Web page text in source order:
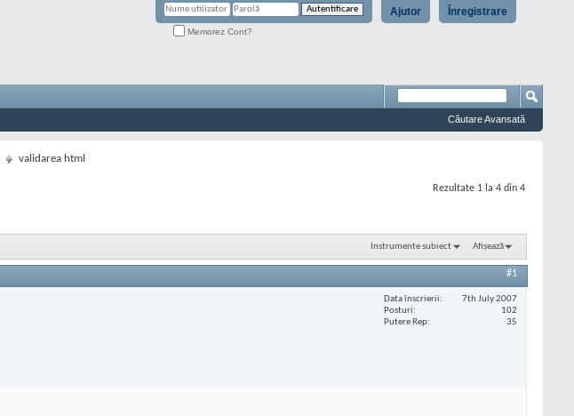
Înregistrare
Ajutor
Memorez Cont?
Căutare Avansată
validarea html
Rezultate 1 la 4 din 4
Instrumente subiect Afișează
#1
Data înscrierii
7th July 2007
Posturi
102
Putere Rep
35